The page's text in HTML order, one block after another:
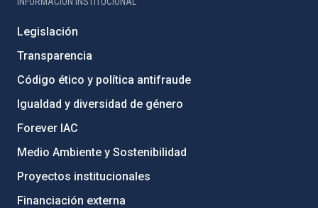
Legislación
Transparencia
Código ético y política antifraude
Igualdad y diversidad de género
Forever IAC
Medio Ambiente y Sostenibilidad
Proyectos institucionales
Financiación externa